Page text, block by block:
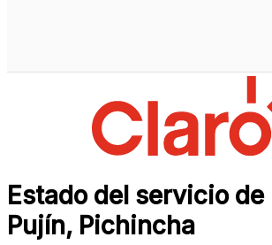
Estado del servicio de
Pujín, Pichincha